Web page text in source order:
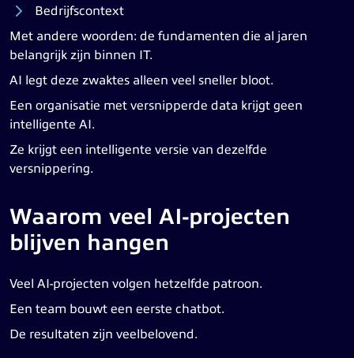
Bedrijfscontext
Met andere woorden: de fundamenten die al jaren
belangrijk zijn binnen IT.
AI legt deze zwaktes alleen veel sneller bloot.
Een organisatie met versnipperde data krijgt geen
intelligente AI.
Ze krijgt een intelligente versie van dezelfde
versnippering.
Waarom veel AI-projecten
blijven hangen
Veel AI-projecten volgen hetzelfde patroon.
Een team bouwt een eerste chatbot.
De resultaten zijn veelbelovend.